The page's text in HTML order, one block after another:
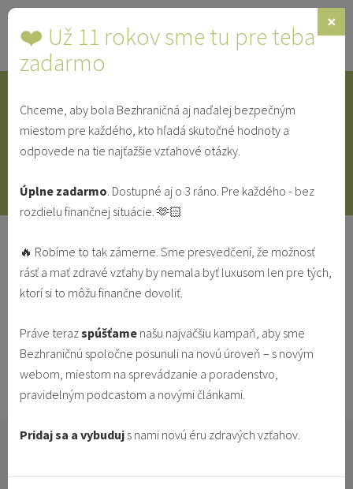
Toggle
IDENTITA SINGLE SVEDECTVÁ
Lekcie sv. Jozefa: 4 lekcie pre
manželov a otcov
IDENTITA MODLITBA POVOLANIE
Bronislav Jozef Antoš
25.3.2021 Vzťahy & Identita
Úloha manžela a otca je podľa Božieho zámeru
❤️ Už 11 rokov sme tu pre teba
zadarmo
×
Chceme, aby bola Bezhraničná aj naďalej bezpečným
miestom pre každého, kto hľadá skutočné hodnoty a
odpovede na tie najťažšie vzťahové otázky.
Úplne zadarmo. Dostupné aj o 3 ráno. Pre každého - bez
rozdielu finančnej situácie. 🫶🏻
🔥 Robíme to tak zámerne. Sme presvedčení, že možnosť
rásť a mať zdravé vzťahy by nemala byť luxusom len pre tých,
ktorí si to môžu finančne dovoliť.
Práve terazspúšťame našu najväčšiu kampaň, aby sme
Bezhraničnú spoločne posunuli na novú úroveň – s novým
webom, miestom na sprevádzanie a poradenstvo,
pravidelným podcastom a novými článkami.
Pridaj sa a vybuduj s nami novú éru zdravých vzťahov.